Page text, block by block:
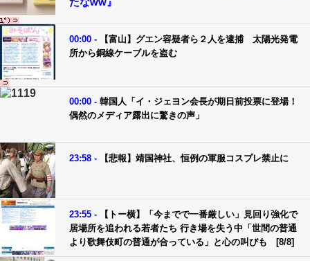
たなww』
00:00 -
【富山】グエン容疑者ら２人を逮捕 太陽光発電
所から銅線ケーブルを盗む
00:00 - 韓国人「イ・ジェヨン会長が期日前投票に登場！
偶然のメディア露出に驚きの声」
23:58 - 【悲報】靖国神社、恒例の軍服コスプレ禁止に
23:55 -
【トー横】「今までで一番厳しい」見回り強化で
居場所を追われる若者たち 行き場を失う中「世間の普通
より歌舞伎町の普通が合っている」と心の叫びも [8/8]